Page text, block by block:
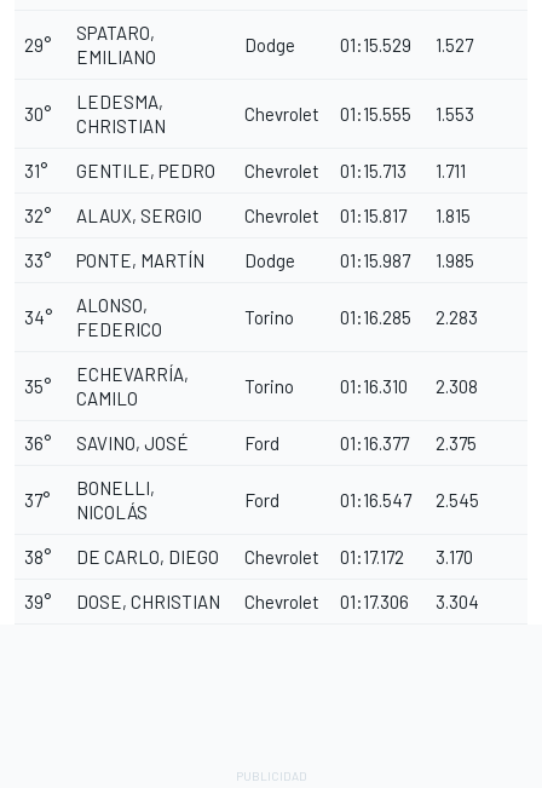
29°
SPATARO,
EMILIANO
Dodge 01:15.529 1.527
30°
LEDESMA,
CHRISTIAN
Chevrolet 01:15.555 1.553
31° GENTILE, PEDRO Chevrolet 01:15.713 1.711
32° ALAUX, SERGIO Chevrolet 01:15.817 1.815
33° PONTE, MARTÍN Dodge 01:15.987 1.985
34°
ALONSO,
FEDERICO
Torino 01:16.285 2.283
35°
ECHEVARRÍA,
CAMILO
Torino 01:16.310 2.308
36° SAVINO, JOSÉ Ford 01:16.377 2.375
37°
BONELLI,
NICOLÁS
Ford 01:16.547 2.545
38° DE CARLO, DIEGO Chevrolet 01:17.172 3.170
39° DOSE, CHRISTIAN Chevrolet 01:17.306 3.304